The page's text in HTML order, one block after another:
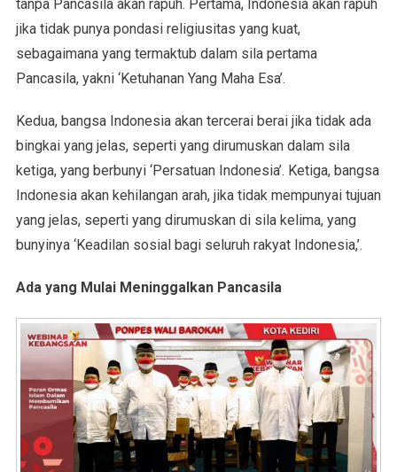
tanpa Pancasila akan rapuh. Pertama, Indonesia akan rapuh
jika tidak punya pondasi religiusitas yang kuat,
sebagaimana yang termaktub dalam sila pertama
Pancasila, yakni ‘Ketuhanan Yang Maha Esa’.
Kedua, bangsa Indonesia akan tercerai berai jika tidak ada
bingkai yang jelas, seperti yang dirumuskan dalam sila
ketiga, yang berbunyi ‘Persatuan Indonesia’. Ketiga, bangsa
Indonesia akan kehilangan arah, jika tidak mempunyai tujuan
yang jelas, seperti yang dirumuskan di sila kelima, yang
bunyinya ‘Keadilan sosial bagi seluruh rakyat Indonesia,’.
Ada yang Mulai Meninggalkan Pancasila